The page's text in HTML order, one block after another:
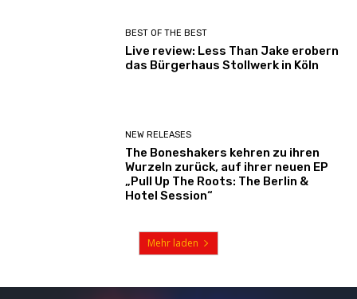
BEST OF THE BEST
Live review: Less Than Jake erobern
das Bürgerhaus Stollwerk in Köln
NEW RELEASES
The Boneshakers kehren zu ihren
Wurzeln zurück, auf ihrer neuen EP
„Pull Up The Roots: The Berlin &
Hotel Session“
Mehr laden